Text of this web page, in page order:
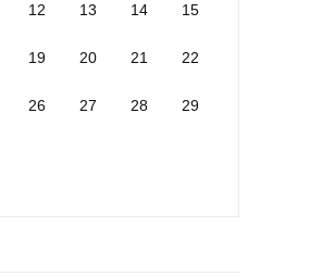
12 13 14 15
19 20 21 22
26 27 28 29